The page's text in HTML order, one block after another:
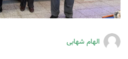
الهام شهابی